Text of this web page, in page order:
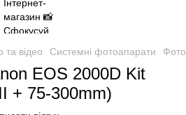
та відео Системні фотоапарати
EOS 2000D Kit
+ 75-300mm)